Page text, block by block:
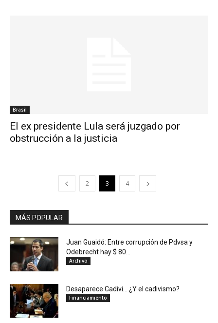
Brasil
El ex presidente Lula será juzgado por
obstrucción a la justicia
2 3 4
MÁS POPULAR
Juan Guaidó: Entre corrupción de Pdvsa y
Odebrecht hay $ 80...
Archivo
Desaparece Cadivi… ¿Y el cadivismo?
Financiamiento